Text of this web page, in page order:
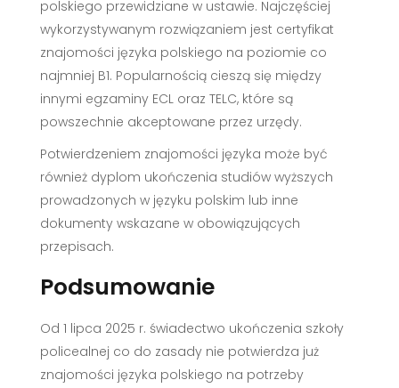
polskiego przewidziane w ustawie. Najczęściej
wykorzystywanym rozwiązaniem jest certyfikat
znajomości języka polskiego na poziomie co
najmniej B1. Popularnością cieszą się między
innymi egzaminy ECL oraz TELC, które są
powszechnie akceptowane przez urzędy.
Potwierdzeniem znajomości języka może być
również dyplom ukończenia studiów wyższych
prowadzonych w języku polskim lub inne
dokumenty wskazane w obowiązujących
przepisach.
Podsumowanie
Od 1 lipca 2025 r. świadectwo ukończenia szkoły
policealnej co do zasady nie potwierdza już
znajomości języka polskiego na potrzeby